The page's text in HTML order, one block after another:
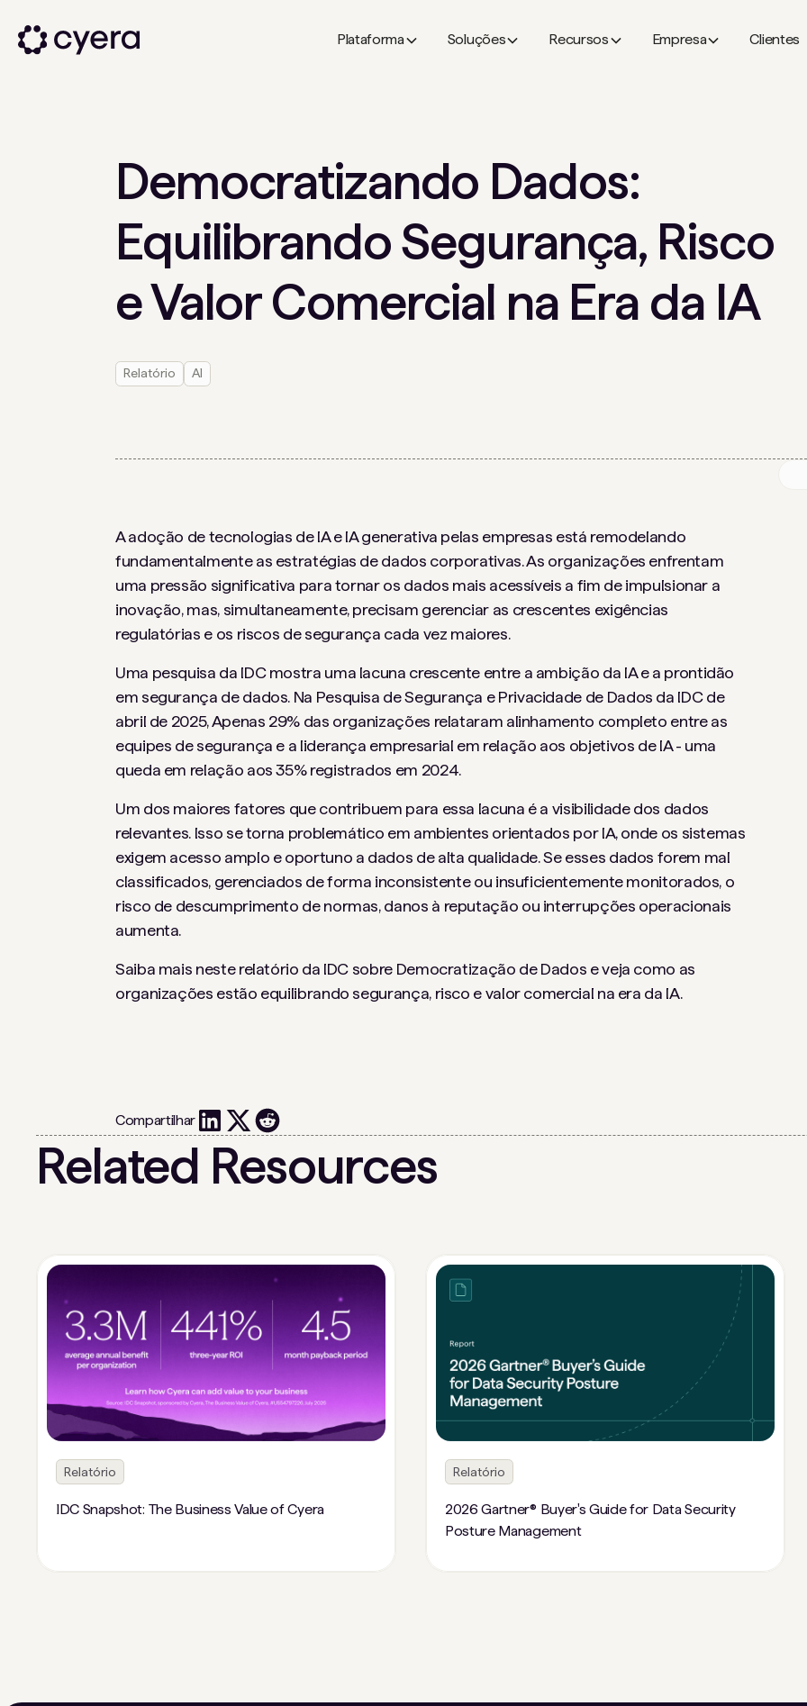
Plataforma Soluções Recursos Empresa Clientes
Democratizando Dados:
Equilibrando Segurança, Risco
e Valor Comercial na Era da IA
Relatório AI
A adoção de tecnologias de IA e IA generativa pelas empresas está remodelando
fundamentalmente as estratégias de dados corporativas. As organizações enfrentam
uma pressão significativa para tornar os dados mais acessíveis a fim de impulsionar a
inovação, mas, simultaneamente, precisam gerenciar as crescentes exigências
regulatórias e os riscos de segurança cada vez maiores.
Uma pesquisa da IDC mostra uma lacuna crescente entre a ambição da IA ​​e a prontidão
em segurança de dados. Na Pesquisa de Segurança e Privacidade de Dados da IDC de
abril de 2025, Apenas 29% das organizações relataram alinhamento completo entre as
equipes de segurança e a liderança empresarial em relação aos objetivos de IA - uma
queda em relação aos 35% registrados em 2024.
Um dos maiores fatores que contribuem para essa lacuna é a visibilidade dos dados
relevantes. Isso se torna problemático em ambientes orientados por IA, onde os sistemas
exigem acesso amplo e oportuno a dados de alta qualidade. Se esses dados forem mal
classificados, gerenciados de forma inconsistente ou insuficientemente monitorados, o
risco de descumprimento de normas, danos à reputação ou interrupções operacionais
aumenta.
Saiba mais neste relatório da IDC sobre Democratização de Dados e veja como as
organizações estão equilibrando segurança, risco e valor comercial na era da IA.
Compartilhar
Related Resources
Relatório
IDC Snapshot: The Business Value of Cyera
Relatório
2026 Gartner® Buyer's Guide for Data Security
Posture Management